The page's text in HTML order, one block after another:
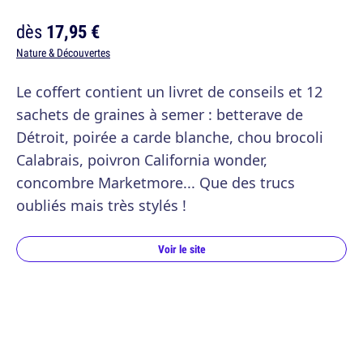
dès17,95 €
Nature & Découvertes
Le coffert contient un livret de conseils et 12
sachets de graines à semer : betterave de
Détroit, poirée a carde blanche, chou brocoli
Calabrais, poivron California wonder,
concombre Marketmore... Que des trucs
oubliés mais très stylés !
Voir le site